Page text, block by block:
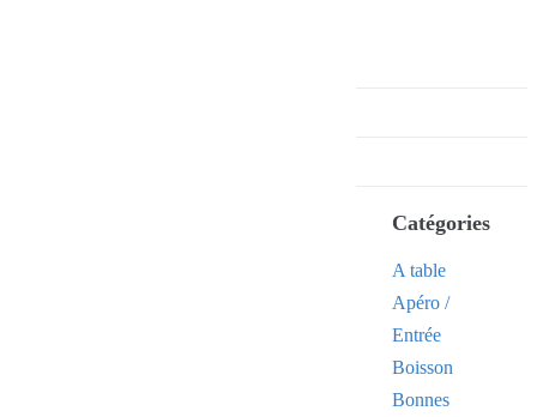
Catégories
A table
Apéro /
Entrée
Boisson
Bonnes